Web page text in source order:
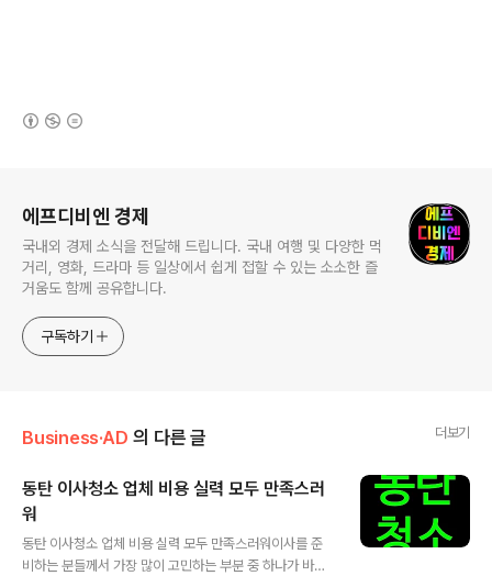
에프디비엔 경제
국내외 경제 소식을 전달해 드립니다. 국내 여행 및 다양한 먹
거리, 영화, 드라마 등 일상에서 쉽게 접할 수 있는 소소한 즐
거움도 함께 공유합니다.
구독하기
Business·AD 의 다른 글 더보기
동탄 이사청소 업체 비용 실력 모두 만족스러
워
동탄 이사청소 업체 비용 실력 모두 만족스러워이사를 준
비하는 분들께서 가장 많이 고민하는 부분 중 하나가 바로